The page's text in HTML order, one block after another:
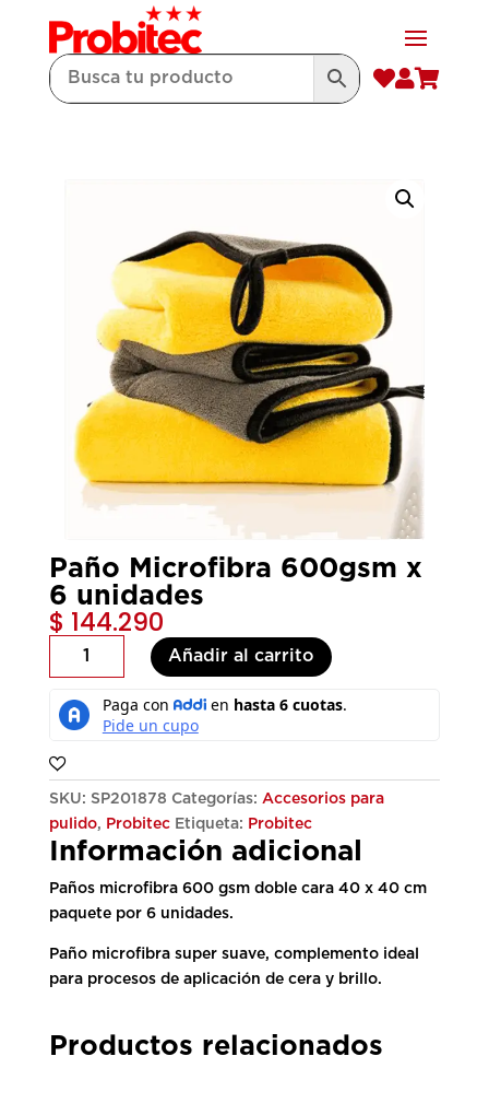

Paño Microfibra 600gsm x
6 unidades
$ 144.290
Paño
600gsm
unidades
cantidad
Añadir al carrito
SKU: SP201878 Categorías: Accesorios para
pulido, Probitec Etiqueta: Probitec
Información adicional
Paños microfibra 600 gsm doble cara 40 x 40 cm
paquete por 6 unidades.
Paño microfibra super suave, complemento ideal
para procesos de aplicación de cera y brillo.
Productos relacionados